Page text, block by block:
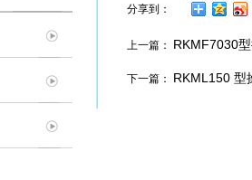
分享到：
上一篇： RKMF7030
下一篇： RKML150 型